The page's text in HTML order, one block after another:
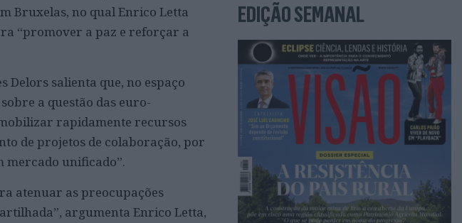
Bruxelas, no qual Enrico Letta
“promover a paz e reforçar a
Delors salienta que, no espaço
a questão das euro-
rapidamente recursos
de projetos de colaboração, por
unificado”.
atenuar as preocupações
argumenta Enrico Letta,
EDIÇÃO SEMANAL